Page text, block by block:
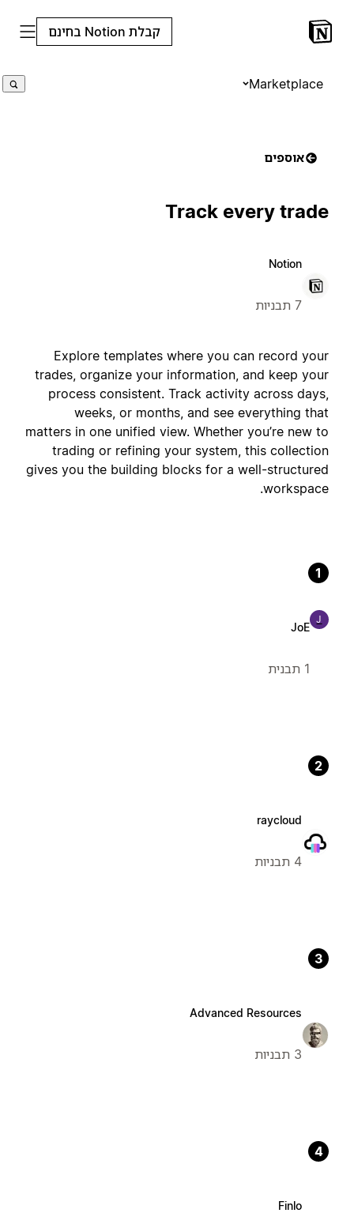
קבלת Notion בחינם
Marketplace
אוספים
Track every trade
Notion
7 תבניות
Explore templates where you can record your
trades, organize your information, and keep your
process consistent. Track activity across days,
weeks, or months, and see everything that
matters in one unified view. Whether you’re new to
trading or refining your system, this collection
gives you the building blocks for a well-structured
workspace.
1
J
JoE
1 תבנית
2
raycloud
4 תבניות
3
Advanced Resources
3 תבניות
4
Finlo